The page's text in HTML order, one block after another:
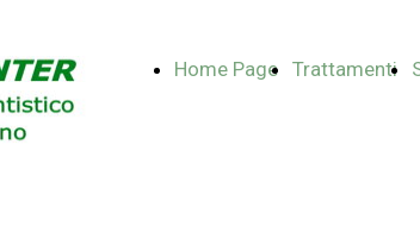
Home Page Trattamenti